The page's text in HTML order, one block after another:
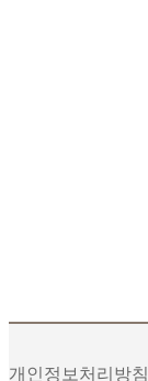
개인정보처리방침